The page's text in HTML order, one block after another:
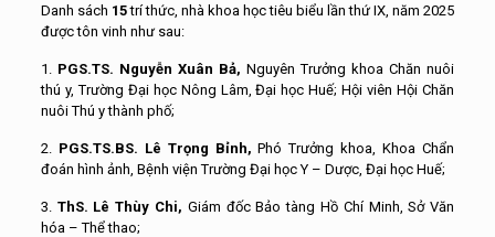
Danh sách 15trí thức, nhà khoa học tiêu biểu lần thứ IX, năm 2025
được tôn vinh như sau:
1. PGS.TS. Nguyễn Xuân Bả,Nguyên Trưởng khoa Chăn nuôi
thú y, Trường Đại học Nông Lâm, Đại học Huế; Hội viên Hội Chăn
nuôi Thú y thành phố;
2. PGS.TS.BS. Lê Trọng Bỉnh,Phó Trưởng khoa, Khoa Chẩn
đoán hình ảnh, Bệnh viện Trường Đại học Y – Dược, Đại học Huế;
3. ThS. Lê Thùy Chi, Giám đốc Bảo tàng Hồ Chí Minh, Sở Văn
hóa – Thể thao;